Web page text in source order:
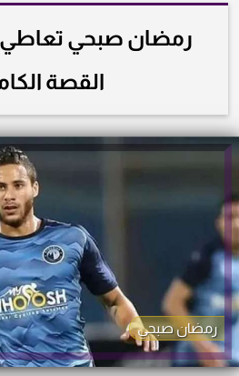
رمضان صبحي
القصة
رمضان صبحي